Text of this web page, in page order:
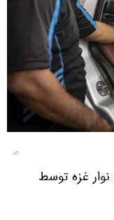
غزه توسط